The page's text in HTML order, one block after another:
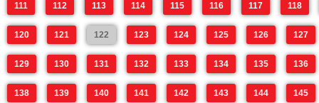
111 112 113 114 115 116 117 118
120 121 122 123 124 125 126 127
129 130 131 132 133 134 135 136
138 139 140 141 142 143 144 145